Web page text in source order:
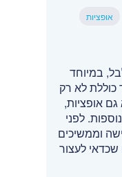
אופציות
במיוחד
לא רק
אופציות,
לפני
וממשיכים
לעצור